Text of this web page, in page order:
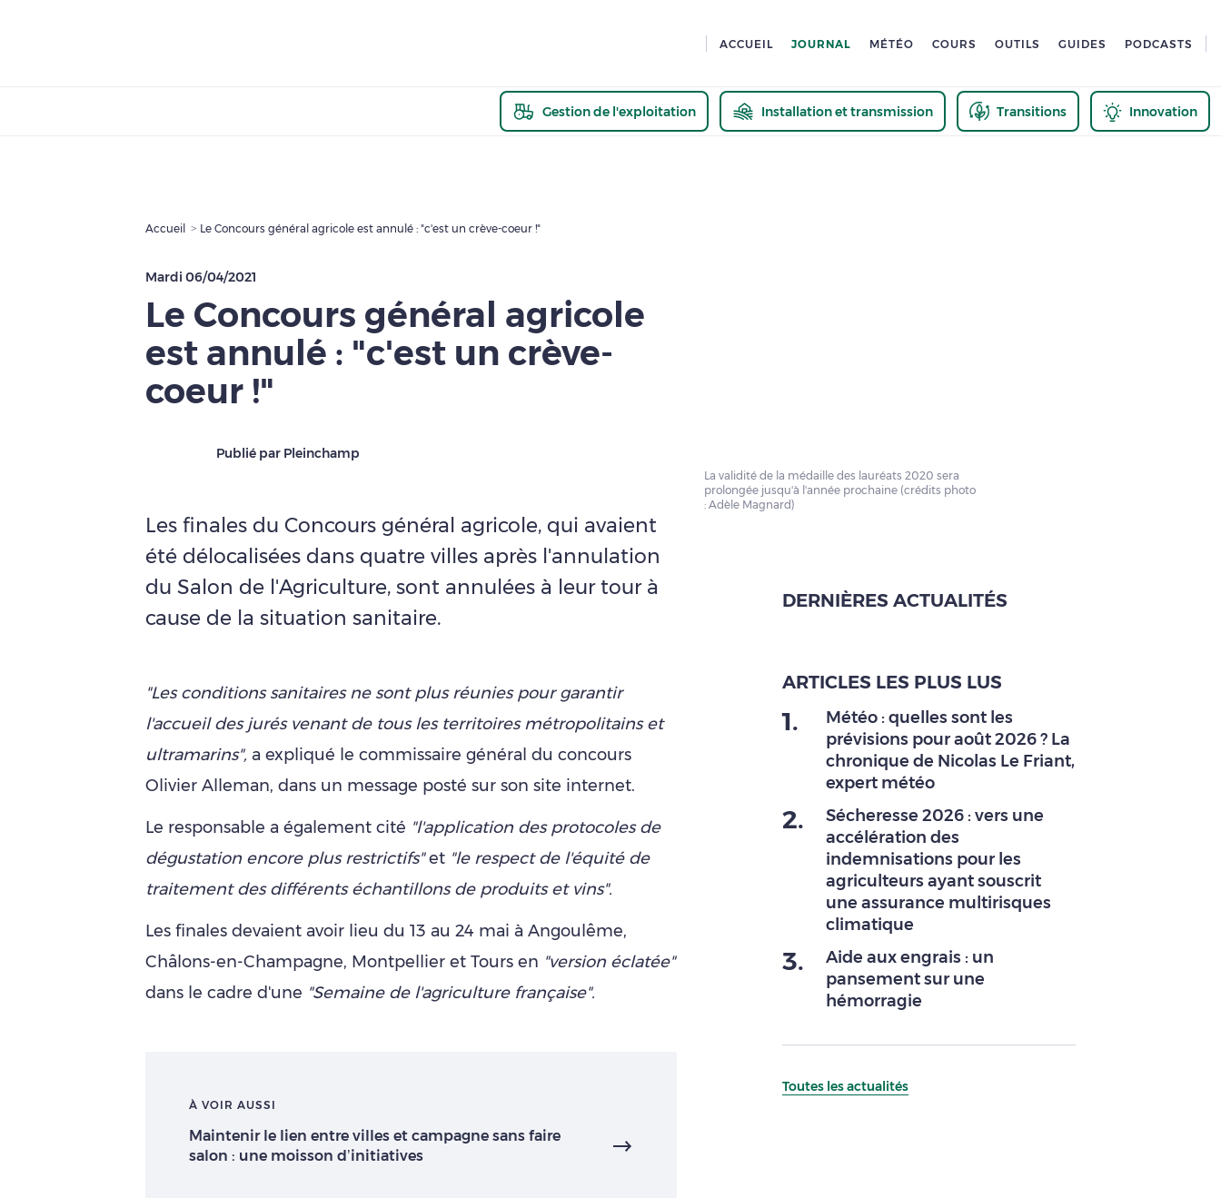
ACCUEIL JOURNAL MÉTÉO COURS OUTILS GUIDES PODCASTS
Gestion de l'exploitation Installation et transmission Transitions Innovation
Accueil Le Concours général agricole est annulé : "c'est un crève-coeur !"
Mardi 06/04/2021
Le Concours général agricole
est annulé : "c'est un crève-
coeur !"
Publié par Pleinchamp
Les finales du Concours général agricole, qui avaient
été délocalisées dans quatre villes après l'annulation
du Salon de l'Agriculture, sont annulées à leur tour à
cause de la situation sanitaire.
"Les conditions sanitaires ne sont plus réunies pour garantir
l'accueil des jurés venant de tous les territoires métropolitains et
ultramarins", a expliqué le commissaire général du concours
Olivier Alleman, dans un message posté sur son site internet.
Le responsable a également cité "l'application des protocoles de
dégustation encore plus restrictifs"et "le respect de l'équité de
traitement des différents échantillons de produits et vins".
Les finales devaient avoir lieu du 13 au 24 mai à Angoulême,
Châlons-en-Champagne, Montpellier et Tours en "version éclatée"
dans le cadre d'une "Semaine de l'agriculture française".
À VOIR AUSSI
Maintenir le lien entre villes et campagne sans faire
salon : une moisson d’initiatives
La validité de la médaille des lauréats 2020 sera
prolongée jusqu'à l'année prochaine (crédits photo
: Adèle Magnard)
DERNIÈRES ACTUALITÉS
ARTICLES LES PLUS LUS
1.
Météo : quelles sont les
prévisions pour août 2026 ? La
chronique de Nicolas Le Friant,
expert météo
2.
Sécheresse 2026 : vers une
accélération des
indemnisations pour les
agriculteurs ayant souscrit
une assurance multirisques
climatique
3.
Aide aux engrais : un
pansement sur une
hémorragie
Toutes les actualités